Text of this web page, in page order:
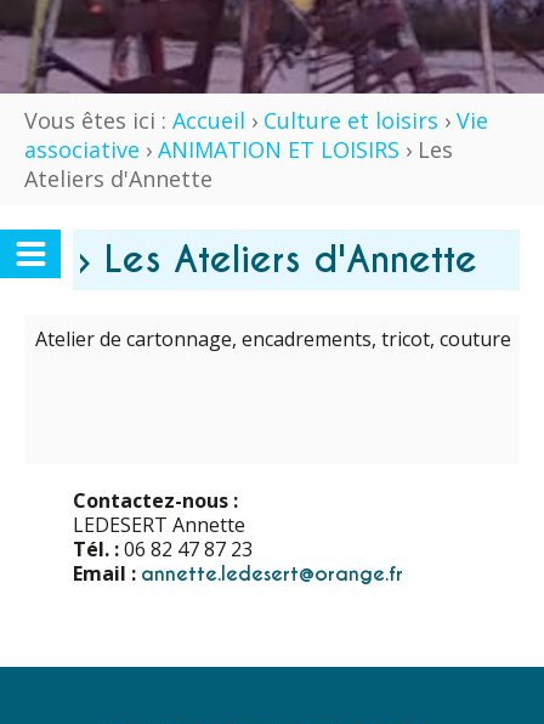
Vous êtes ici : Accueil › Culture et loisirs › Vie
associative › ANIMATION ET LOISIRS › Les
Ateliers d'Annette
› Les Ateliers d'Annette
Atelier de cartonnage, encadrements, tricot, couture
Contactez-nous :
LEDESERT Annette
Tél. :06 82 47 87 23
Email : annette.ledesert@orange.fr